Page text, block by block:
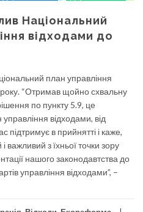
Національний
відходами до
план управління
“Отримав щойно схвальну
по пункту 5.9, це
відходами, від
підтримує в прийнятті і каже,
важливий з їхньої точки зору
нашого законодавтства до
управління відходами”, –